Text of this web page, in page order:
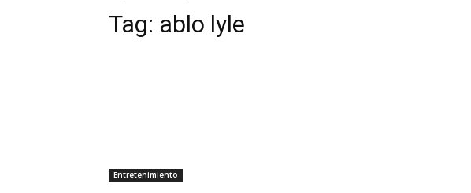
Tag: ablo lyle
Entretenimiento